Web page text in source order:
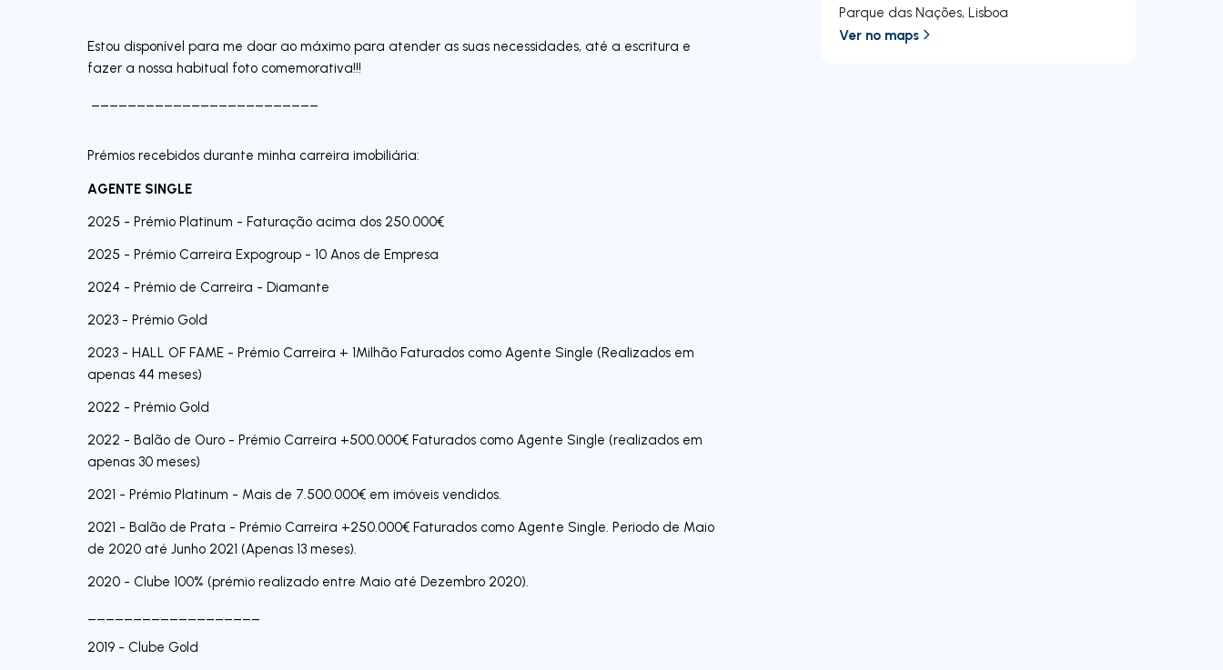
Estou disponível para me doar ao máximo para atender as suas necessidades, até a escritura e
fazer a nossa habitual foto comemorativa!!!
Prémios recebidos durante minha carreira imobiliária:
AGENTE SINGLE
2025 - Prémio Platinum - Faturação acima dos 250.000€
2025 - Prémio Carreira Expogroup - 10 Anos de Empresa
2024 - Prémio de Carreira - Diamante
2023 - Prémio Gold
2023 - HALL OF FAME - Prémio Carreira + 1Milhão Faturados como Agente Single (Realizados em
apenas 44 meses)
2022 - Prémio Gold
2022 - Balão de Ouro - Prémio Carreira +500.000€ Faturados como Agente Single (realizados em
apenas 30 meses)
2021 - Prémio Platinum - Mais de 7.500.000€ em imóveis vendidos.
2021 - Balão de Prata - Prémio Carreira +250.000€ Faturados como Agente Single. Periodo de Maio
de 2020 até Junho 2021 (Apenas 13 meses).
2020 - Clube 100% (prémio realizado entre Maio até Dezembro 2020).
2019 - Clube Gold
Parque das Nações,Lisboa
Ver no maps